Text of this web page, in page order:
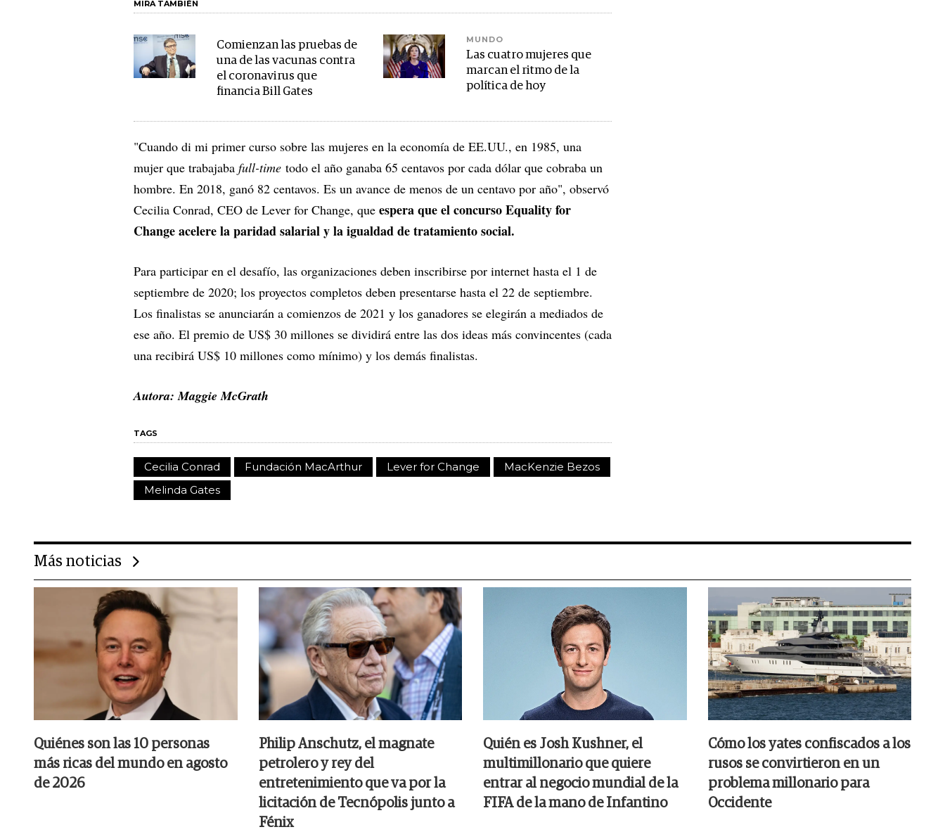
MIRA TAMBIÉN
Comienzan las pruebas de
una de las vacunas contra
el coronavirus que
financia Bill Gates
MUNDO
Las cuatro mujeres que
marcan el ritmo de la
política de hoy
"Cuando di mi primer curso sobre las mujeres en la economía de EE.UU., en 1985, una
mujer que trabajaba full-time todo el año ganaba 65 centavos por cada dólar que cobraba un
hombre. En 2018, ganó 82 centavos. Es un avance de menos de un centavo por año", observó
Cecilia Conrad, CEO de Lever for Change, que espera que el concurso Equality for
Change acelere la paridad salarial y la igualdad de tratamiento social.
Para participar en el desafío, las organizaciones deben inscribirse por internet hasta el 1 de
septiembre de 2020; los proyectos completos deben presentarse hasta el 22 de septiembre.
Los finalistas se anunciarán a comienzos de 2021 y los ganadores se elegirán a mediados de
ese año. El premio de US$ 30 millones se dividirá entre las dos ideas más convincentes (cada
una recibirá US$ 10 millones como mínimo) y los demás finalistas.
Autora: Maggie McGrath
TAGS
Cecilia Conrad Fundación MacArthur Lever for Change
MacKenzie Bezos
Melinda Gates
Más noticias
Quiénes son las 10 personas
más ricas del mundo en agosto
de 2026
Philip Anschutz, el magnate
petrolero y rey del
entretenimiento que va por la
licitación de Tecnópolis junto a
Fénix
Quién es Josh Kushner, el
multimillonario que quiere
entrar al negocio mundial de la
FIFA de la mano de Infantino
Cómo los yates confiscados a los
rusos se convirtieron en un
problema millonario para
Occidente